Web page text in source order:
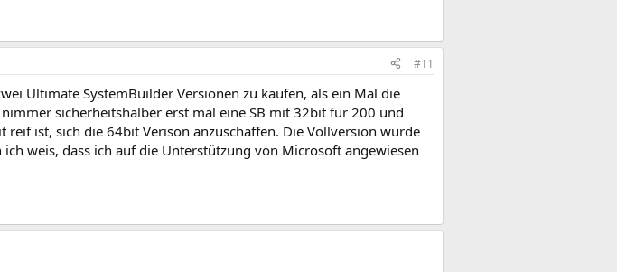
#11
Ultimate SystemBuilder Versionen zu kaufen, als ein Mal die
sicherheitshalber erst mal eine SB mit 32bit für 200 und
reif ist, sich die 64bit Verison anzuschaffen. Die Vollversion würde
weis, dass ich auf die Unterstützung von Microsoft angewiesen